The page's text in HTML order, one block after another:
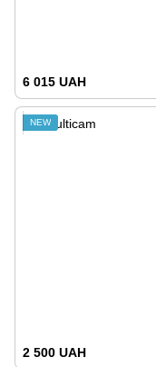
6 015 UAH
NEW
2 500 UAH